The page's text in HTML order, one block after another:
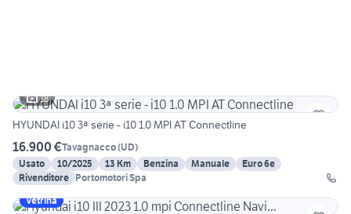
18
HYUNDAI i10 3ª serie - i10 1.0 MPI AT Connectline
16.900 €Tavagnacco(UD)
Usato
10/2025 13 Km Benzina Manuale
Euro 6e
Rivenditore Portomotori Spa
Vetrina